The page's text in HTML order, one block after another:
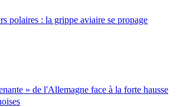
polaires : la grippe aviaire se propage
» de l'Allemagne face à la forte hausse